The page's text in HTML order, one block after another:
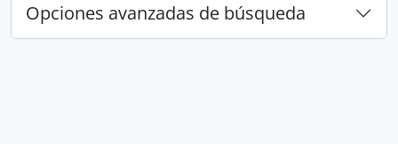
Opciones avanzadas de búsqueda